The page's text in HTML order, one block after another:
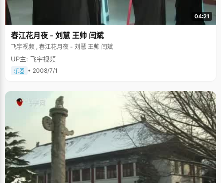
颇带自得的说，"我可是铁杆的武侠迷"。隋雁云的武侠历程从高一开始，凤
歌的《昆仑》是敲门砖，"太好看了，连着好几个晚上我都在被窝打着手电
经典，还有梁羽生、黄易的小说，都不能放过。有一段时间，因为太痴迷武
侠，隋雁云整个心思都放在武侠的世界里，上课的时候会幻想武侠故事，数
学课本上写满了小说里的各种诗词，成绩跟着一路走低。班主任发现不对
劲，找隋雁云单独谈了几次，在思想上做了很多工作，武侠情结没遏制住，
但也让隋雁云及时的刹住了脚。为了控制看武侠的时间，她把看武侠小说当
成是一种奖励，每次作业完成的，考试考好了，就允许自己多看一会，每次
说都设置了密码，并发誓说&lsquo;如果进去了会倒霉等等&rsquo;，"隋雁云
为了自控想了不少招儿，"后来实在不行，我干脆不带电子辞典了，必要时跟
别的同学借用"。所谓眼不见，心不烦，隋雁云全身心的投入到学习中完成了
高考前最后的冲刺。 高考之前，隋雁云没敢想清华，但是为了看祖国六十周
年国庆大阅兵，她想着要考个北京的大学。"同学们都问我，你是不是要考状
元，我都不敢说"，隋雁云幽默的说，"其实我心里也想，只是我总对自己说
&lsquo;不要说，不要说，不然就不准了&rsquo;。" 填报志愿时，隋雁云觉得
建筑很好玩，"不就是盖房子嘛"，结果到清华后发现根本不是这回事儿，"原
来是教别人盖房子"。建筑是门很有艺术的学科，隋雁云的艺术基础比较薄
弱，绘画课总被老师批评，隋雁云一脸的无奈，"长征的路才刚刚开始，同志
还要努力呀"，说完自我勉励的笑开了。
04:21
春江花月夜 - 刘慧 王帅 闫斌
飞宇视频 , 春江花月夜 - 刘慧 王帅 闫斌
UP主: 飞宇视频
乐器 • 2008/7/1